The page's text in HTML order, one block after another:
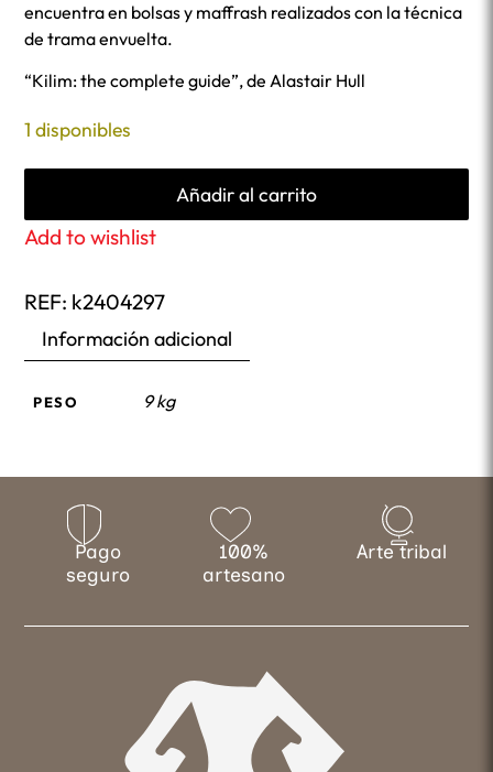
encuentra en bolsas y maffrash realizados con la técnica
de trama envuelta.
“Kilim: the complete guide”, de Alastair Hull
1 disponibles
Añadir al carrito
Add to wishlist
REF: k2404297
Información adicional
PESO 9 kg
Pago
seguro
100%
artesano
Arte tribal